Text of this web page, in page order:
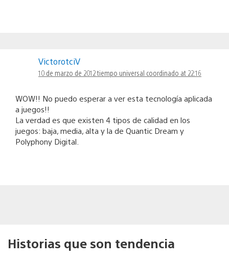
VictorotciV
10 de marzo de 2012 tiempo universal coordinado at 22:16
WOW!! No puedo esperar a ver esta tecnología aplicada
a juegos!!
La verdad es que existen 4 tipos de calidad en los
juegos: baja, media, alta y la de Quantic Dream y
Polyphony Digital.
Historias que son tendencia